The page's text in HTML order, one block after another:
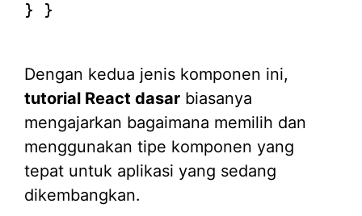
} }
Dengan kedua jenis komponen ini,
tutorial React dasar biasanya
mengajarkan bagaimana memilih dan
menggunakan tipe komponen yang
tepat untuk aplikasi yang sedang
dikembangkan.